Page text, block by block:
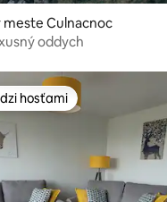
meste Culnacnoc
oddych
hosťami
hosťami